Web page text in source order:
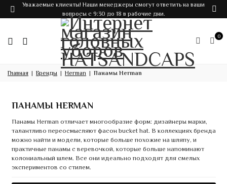
Уважаемые клиенты! Наши менеджеры смогут ответить на ваши
вопросы с 9:30 до 18 в рабочие дни.
0
Главная Бренды Herman Панамы Herman
ПАНАМЫ HERMAN
Панамы Herman отличает многообразие форм: дизайнеры марки,
талантливо переосмысляют фасон bucket hat. В коллекциях бренда
можно найти и модели, которые больше похожие на шляпу, и
практичные панамы с веревочкой, которые больше напоминают
колониальный шлем. Все они идеально подходят для смелых
экспериментов со стилем.